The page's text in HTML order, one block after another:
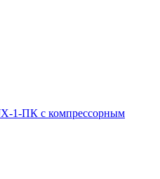
1-ПК с компрессорным